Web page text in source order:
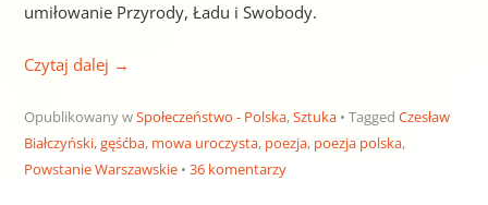
umiłowanie Przyrody, Ładu i Swobody.
Czytaj dalej →
Opublikowany wSpołeczeństwo - Polska,Sztuka Tagged Czesław
Białczyński,gęśćba, mowa uroczysta, poezja, poezja polska,
Powstanie Warszawskie
36 komentarzy